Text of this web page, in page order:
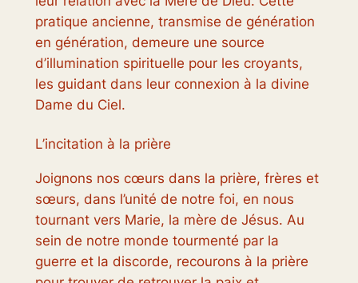
pratique ancienne, transmise de génération
en génération, demeure une source
d’illumination spirituelle pour les croyants,
les guidant dans leur connexion à la divine
Dame du Ciel.
L’incitation à la prière
Joignons nos cœurs dans la prière, frères et
sœurs, dans l’unité de notre foi, en nous
tournant vers Marie, la mère de Jésus. Au
sein de notre monde tourmenté par la
guerre et la discorde, recourons à la prière